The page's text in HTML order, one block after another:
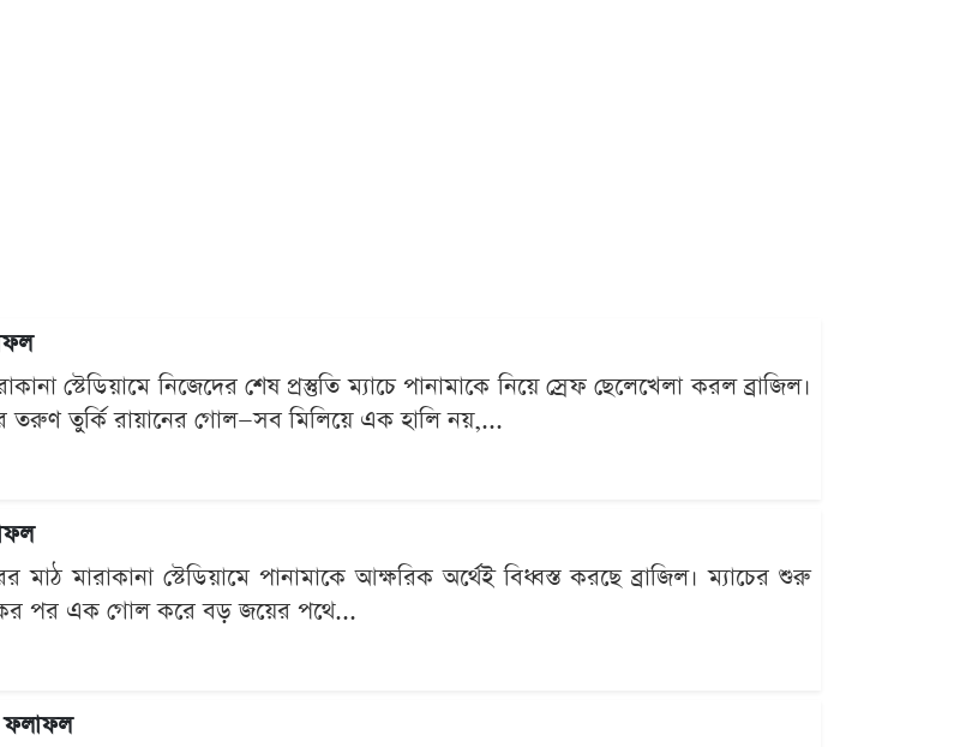
স্টেডিয়ামে নিজেদের শেষ প্রস্তুতি ম্যাচে পানামাকে নিয়ে স্রেফ ছেলেখেলা করল ব্রাজিল।
তরুণ তুর্কি রায়ানের গোল—সব মিলিয়ে এক হালি নয়,...
মারাকানা স্টেডিয়ামে পানামাকে আক্ষরিক অর্থেই বিধ্বস্ত করছে ব্রাজিল। ম্যাচের শুরু
পর এক গোল করে বড় জয়ের পথে...
ফলাফল